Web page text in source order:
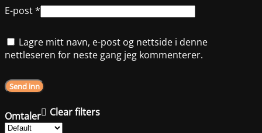
Omtaler Clear filters
E-post*
Lagre mitt navn, e-post og nettside i denne
nettleseren for neste gang jeg kommenterer.